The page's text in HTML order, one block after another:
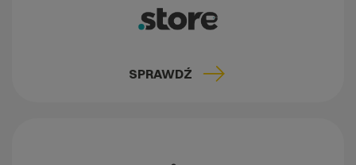
SPRAWDŹ